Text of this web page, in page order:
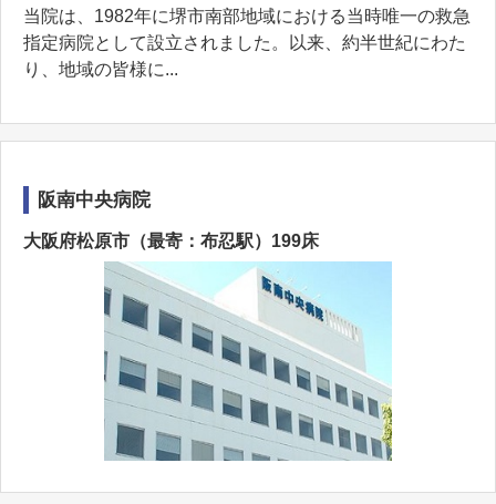
当院は、1982年に堺市南部地域における当時唯一の救急
指定病院として設立されました。以来、約半世紀にわた
り、地域の皆様に...
阪南中央病院
大阪府松原市（最寄：布忍駅）199床